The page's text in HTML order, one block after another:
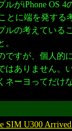
がiPhone OS 4
とに端を発する
の考えている
すが、個人的
はありません。
ーヨってだけ
SIM U300